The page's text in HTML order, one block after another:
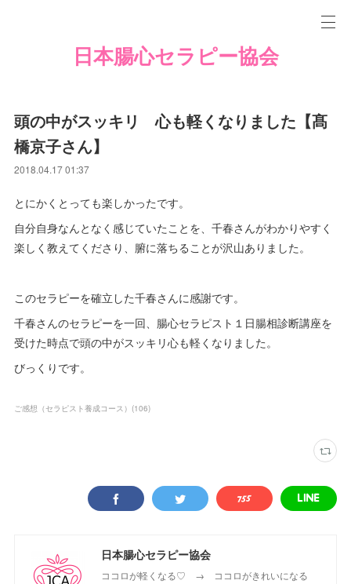
日本腸心セラピー協会
頭の中がスッキリ 心も軽くなりました【髙
橋京子さん】
2018.04.17 01:37
とにかくとっても楽しかったです。
自分自身なんとなく感じていたことを、千春さんがわかりやすく
楽しく教えてくださり、腑に落ちることが沢山ありました。
このセラピーを確立した千春さんに感謝です。
千春さんのセラピーを一回、腸心セラピスト１日腸相診断講座を
受けた時点で頭の中がスッキリ心も軽くなりました。
びっくりです。
ご感想（セラピスト養成コース） (106)
日本腸心セラピー協会
ココロが軽くなる♡ → ココロがきれいになる